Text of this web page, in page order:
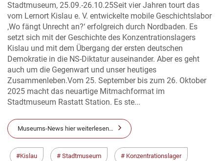
Stadtmuseum, 25.09.-26.10.25Seit vier Jahren tourt das
vom Lernort Kislau e. V. entwickelte mobile Geschichtslabor
‚Wo fängt Unrecht an?‘ erfolgreich durch Nordbaden. Es
setzt sich mit der Geschichte des Konzentrationslagers
Kislau und mit dem Übergang der ersten deutschen
Demokratie in die NS-Diktatur auseinander. Aber es geht
auch um die Gegenwart und unser heutiges
Zusammenleben.Vom 25. September bis zum 26. Oktober
2025 macht das neuartige Mitmachformat im
Stadtmuseum Rastatt Station. Es ste...
Museums-News hier weiterlesen…
Kislau Stadtmuseum Konzentrationslager